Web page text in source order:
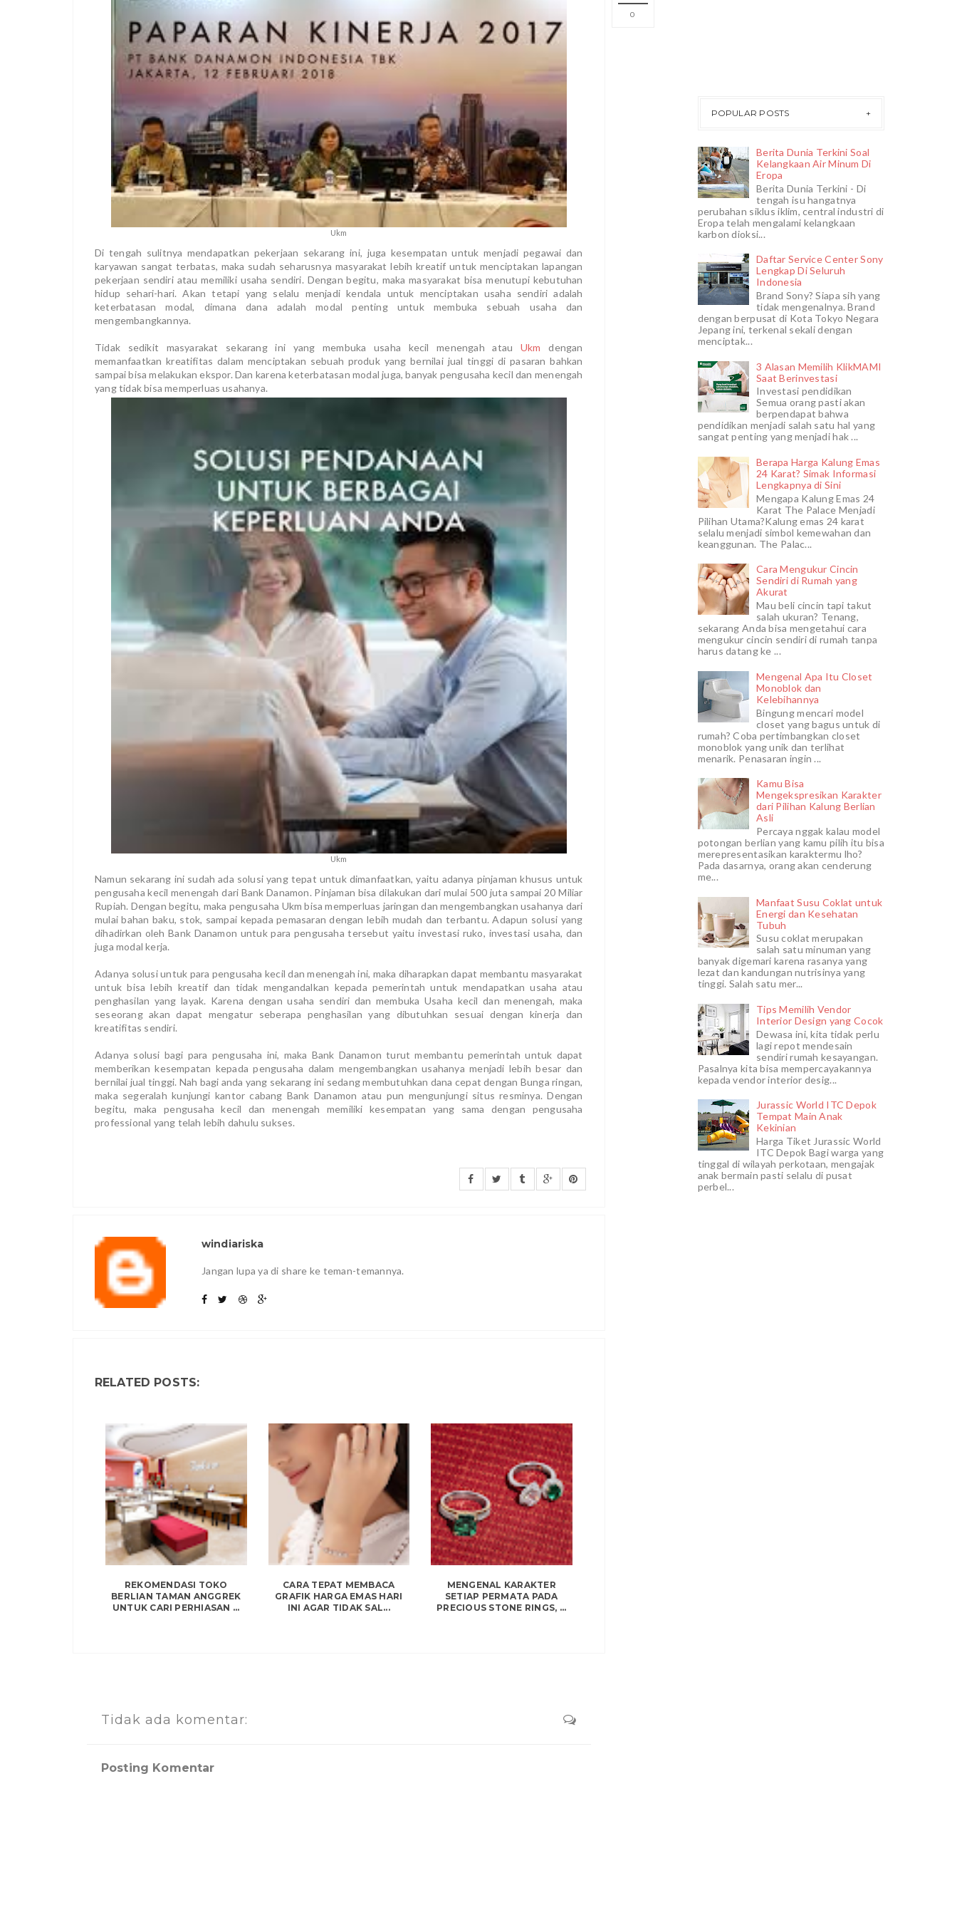
0
Ukm
Di tengah sulitnya mendapatkan pekerjaan sekarang ini, juga kesempatan untuk menjadi pegawai dan
karyawan sangat terbatas, maka sudah seharusnya masyarakat lebih kreatif untuk menciptakan lapangan
pekerjaan sendiri atau memiliki usaha sendiri. Dengan begitu, maka masyarakat bisa menutupi kebutuhan
hidup sehari-hari. Akan tetapi yang selalu menjadi kendala untuk menciptakan usaha sendiri adalah
keterbatasan modal, dimana dana adalah modal penting untuk membuka sebuah usaha dan
mengembangkannya.
Tidak sedikit masyarakat sekarang ini yang membuka usaha kecil menengah atau Ukm
dengan
memanfaatkan kreatifitas dalam menciptakan sebuah produk yang bernilai jual tinggi di pasaran bahkan
sampai bisa melakukan ekspor. Dan karena keterbatasan modal juga, banyak pengusaha kecil dan menengah
yang tidak bisa memperluas usahanya.
Ukm
Namun sekarang ini sudah ada solusi yang tepat untuk dimanfaatkan, yaitu adanya pinjaman khusus untuk
pengusaha kecil menengah dari Bank Danamon. Pinjaman bisa dilakukan dari mulai 500 juta sampai 20 Miliar
Rupiah. Dengan begitu, maka pengusaha Ukm bisa memperluas jaringan dan mengembangkan usahanya dari
mulai bahan baku, stok, sampai kepada pemasaran dengan lebih mudah dan terbantu. Adapun solusi yang
dihadirkan oleh Bank Danamon untuk para pengusaha tersebut yaitu investasi ruko, investasi usaha, dan
juga modal kerja.
Adanya solusi untuk para pengusaha kecil dan menengah ini, maka diharapkan dapat membantu masyarakat
untuk bisa lebih kreatif dan tidak mengandalkan kepada pemerintah untuk mendapatkan usaha atau
penghasilan yang layak. Karena dengan usaha sendiri dan membuka Usaha kecil dan menengah, maka
seseorang akan dapat mengatur seberapa penghasilan yang dibutuhkan sesuai dengan kinerja dan
kreatifitas sendiri.
Adanya solusi bagi para pengusaha ini, maka Bank Danamon turut membantu pemerintah untuk dapat
memberikan kesempatan kepada pengusaha dalam mengembangkan usahanya menjadi lebih besar dan
bernilai jual tinggi. Nah bagi anda yang sekarang ini sedang membutuhkan dana cepat dengan Bunga ringan,
maka segeralah kunjungi kantor cabang Bank Danamon atau pun mengunjungi situs resminya. Dengan
begitu, maka pengusaha kecil dan menengah memiliki kesempatan yang sama dengan pengusaha
professional yang telah lebih dahulu sukses.
windiariska
Jangan lupa ya di share ke teman-temannya.
RELATED POSTS:
REKOMENDASI TOKO
BERLIAN TAMAN ANGGREK
UNTUK CARI PERHIASAN ...
CARA TEPAT MEMBACA
GRAFIK HARGA EMAS HARI
INI AGAR TIDAK SAL...
MENGENAL KARAKTER
SETIAP PERMATA PADA
PRECIOUS STONE RINGS, ...
Tidak ada komentar:
Posting Komentar
POPULAR POSTS
Berita Dunia Terkini Soal
Kelangkaan Air Minum Di
Eropa
Berita Dunia Terkini - Di
tengah isu hangatnya
perubahan siklus iklim, central industri di
Eropa telah mengalami kelangkaan
karbon dioksi...
Daftar Service Center Sony
Lengkap Di Seluruh
Indonesia
Brand Sony? Siapa sih yang
tidak mengenalnya. Brand
dengan berpusat di Kota Tokyo Negara
Jepang ini, terkenal sekali dengan
menciptak...
3 Alasan Memilih KlikMAMI
Saat Berinvestasi
Investasi pendidikan
Semua orang pasti akan
berpendapat bahwa
pendidikan menjadi salah satu hal yang
sangat penting yang menjadi hak ...
Berapa Harga Kalung Emas
24 Karat? Simak Informasi
Lengkapnya di Sini
Mengapa Kalung Emas 24
Karat The Palace Menjadi
Pilihan Utama?Kalung emas 24 karat
selalu menjadi simbol kemewahan dan
keanggunan. The Palac...
Cara Mengukur Cincin
Sendiri di Rumah yang
Akurat
Mau beli cincin tapi takut
salah ukuran? Tenang,
sekarang Anda bisa mengetahui cara
mengukur cincin sendiri di rumah tanpa
harus datang ke ...
Mengenal Apa Itu Closet
Monoblok dan
Kelebihannya
Bingung mencari model
closet yang bagus untuk di
rumah? Coba pertimbangkan closet
monoblok yang unik dan terlihat
menarik. Penasaran ingin ...
Kamu Bisa
Mengekspresikan Karakter
dari Pilihan Kalung Berlian
Asli
Percaya nggak kalau model
potongan berlian yang kamu pilih itu bisa
merepresentasikan karaktermu lho?
Pada dasarnya, orang akan cenderung
me...
Manfaat Susu Coklat untuk
Energi dan Kesehatan
Tubuh
Susu coklat merupakan
salah satu minuman yang
banyak digemari karena rasanya yang
lezat dan kandungan nutrisinya yang
tinggi. Salah satu mer...
Tips Memilih Vendor
Interior Design yang Cocok
Dewasa ini, kita tidak perlu
lagi repot mendesain
sendiri rumah kesayangan.
Pasalnya kita bisa mempercayakannya
kepada vendor interior desig...
Jurassic World ITC Depok
Tempat Main Anak
Kekinian
Harga Tiket Jurassic World
ITC Depok Bagi warga yang
tinggal di wilayah perkotaan, mengajak
anak bermain pasti selalu di pusat
perbel...